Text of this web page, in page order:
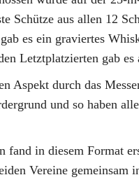
Schütze aus allen 12
es ein graviertes
Letztplatzierten gab
Aspekt durch das
und so haben
fand in diesem Format
Vereine gemeinsam